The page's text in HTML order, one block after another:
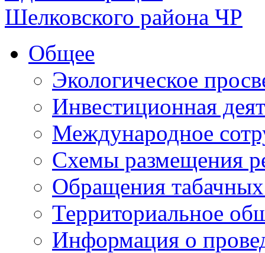
Общее
Экологическое
Инвестиционная
Международное
Схемы размещения
Обращения
Территориальное
Информация о